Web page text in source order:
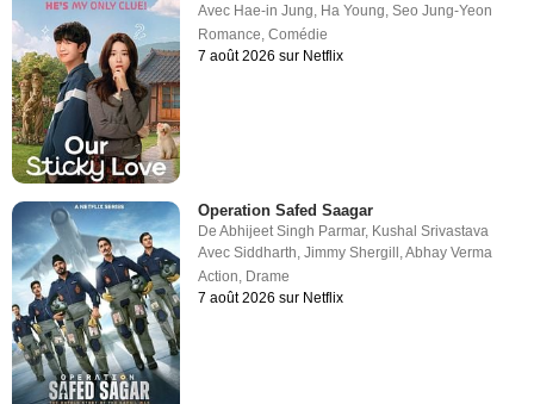
Avec Hae-in Jung, Ha Young,Seo Jung-Yeon
Romance,Comédie
7 août 2026 sur Netflix
Operation Safed Saagar
DeAbhijeet Singh Parmar, Kushal Srivastava
AvecSiddharth,Jimmy Shergill ,Abhay Verma
Action, Drame
7 août 2026 sur Netflix